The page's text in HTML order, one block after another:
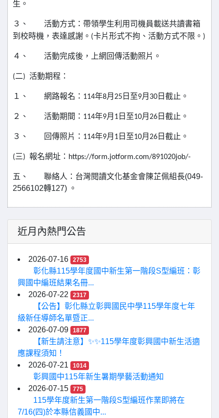
生。
３、
活動方式：帶領學生利用司機員載送共讀書箱
到校時機，表達感謝。 (卡片形式不拘、活動方式不限。 )
４、 活動完成後，上網回傳活動照片。
(二) 活動期程：
１、 網路報名： 114年8月 25 日至9月 30 日截止。
２、 活動期間： 114年9月 1 日至10月 26 日截止。
３、 回傳照片： 114年9月 1 日至10月 26 日截止。
(三) 報名網址： https://form.jotform.com/891020job/-
五、 聯絡人：台灣閱讀文化基金會陳芷佩組長(049-
2566102轉127) 。
近月內熱門公告
2026-07-16 2753
彰化縣115學年度國中新生第一階段S型編班：彰
興國中編班結果名冊...
2026-07-22
2317
【公告】彰化縣立彰興國民中學115學年度七年
級新任導師名單暨正...
2026-07-09
1877
【新生請注意】✨✨115學年度彰興國中新生活適
應課程須知！
2026-07-21
1014
彰興國中115年新生暑期學藝活動通知
2026-07-15
775
115學年度新生第一階段S型編班作業即將在
7/16(四)於本縣信義國中...